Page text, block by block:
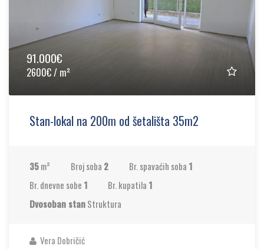
91.000€
2600€ / m²
Stan-lokal na 200m od šetališta 35m2
35m² Broj soba 2 Br. spavaćih soba 1
Br. dnevne sobe 1 Br. kupatila 1
Dvosoban stanStruktura
Vera Dobričić